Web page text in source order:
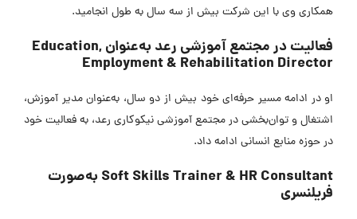
همکاری وی با این شرکت بیش از سه سال به طول انجامید.
فعالیت در مجتمع آموزشی رعد به‌‌عنوان Education,
Employment & Rehabilitation Director
او در ادامه مسیر حرفه‌ای خود بیش از دو سال، به‌عنوان مدیر آموزش،
اشتغال و توان‌بخشی در مجتمع آموزشی نیکوکاری رعد، به فعالیت خود
در حوزه منابع انسانی ادامه داد.
Soft Skills Trainer & HR Consultant به‌صورت
فریلنسری